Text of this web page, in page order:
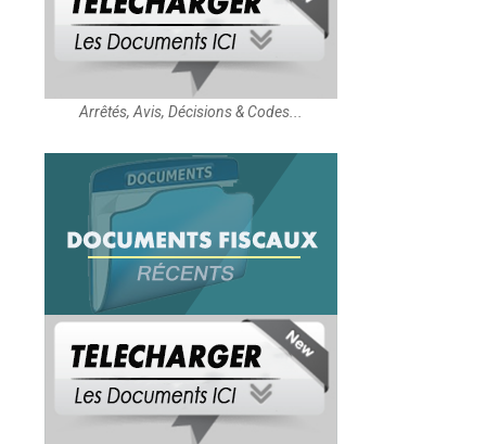
Arrêtés, Avis, Décisions & Codes...